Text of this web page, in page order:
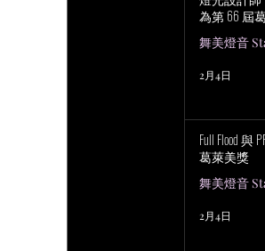
為第 66 屆
舞美燈音
2月4日
Full Flood 與
葛萊美獎
舞美燈音
2月4日